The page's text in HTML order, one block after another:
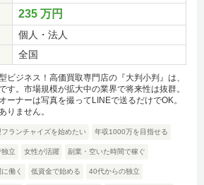
235 万円
個人・法人
全国
ビジネス！高価買取専門店の『大判小判』は、
す。市場規模が拡大中の業界で将来性は抜群。
ーナーは写真を撮ってLINEで送るだけでOK。
りません。
フランチャイズを始めたい 年収1000万を目指せる
立 女性が活躍 副業・空いた時間で稼ぐ
働く 低資金で始める 40代からの独立